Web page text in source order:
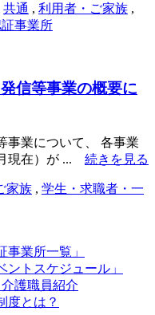
共通 , 利用者・ご家族 ,
事業所
信等事業の概要に
事業について、 各事業
現在）が ... 続きを見る
家族 , 学生・求職者・一